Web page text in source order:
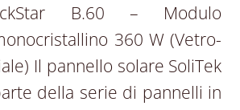
B.60 – Modulo
360 W (Vetro-
Il pannello solare SoliTek
della serie di pannelli in